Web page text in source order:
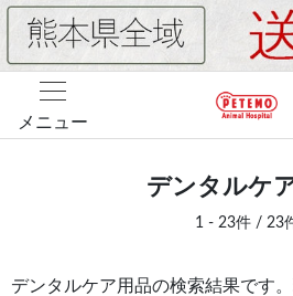
メニュー
デンタルケ
1 - 23件 / 23
デンタルケア用品の検索結果です